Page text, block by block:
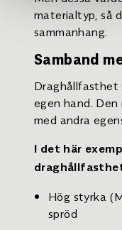
materialtyp, så
sammanhang.
Samband
Draghållfasthet
egen hand.
med andra
I det här
Hög styrka
spröd